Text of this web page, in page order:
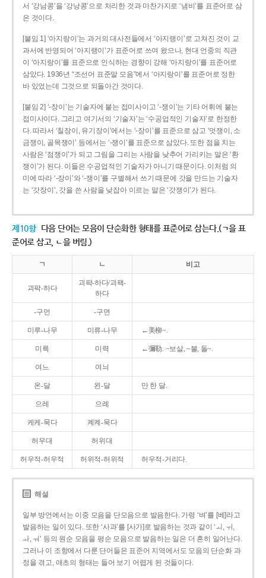
서 ‘강남콩’을 ‘강낭콩’으로 처리한 것과 마찬가지로 ‘냄비’를 표준어로 삼
은 것이다.
[붙임 1] ‘아지랑이’는 과거의 대사전들에서 ‘아지랭이’로 고쳐진 것이 교
과서에 반영되어 ‘아지랭이’가 표준어로 쓰여 왔으나, 현대 언중의 직관
이 ‘아지랑이’를 표준으로 인식하는 경향이 강해 ‘아지랑이’를 표준어로
삼았다. 1936년 “조선어 표준말 모음”에서 ‘아지랑이’를 표준어로 정한
바 있었는데 그것으로 되돌아간 것이다.
[붙임 2] ‘-장이’는 기술자에 붙는 접미사이고 ‘-쟁이’는 기타 어휘에 붙는
접미사이다. 그리고 여기서의 ‘기술자’는 ‘수공업적인 기술자’로 한정한
다. 따라서 ‘칠장이, 유기장이’에서는 ‘-장이’를 표준으로 삼고 ‘멋쟁이, 소
금쟁이, 골목쟁이’ 등에서는 ‘-쟁이’를 표준으로 삼았다. 또한 점을 치는
사람은 ‘점쟁이’가 되고 그림을 그리는 사람을 낮추어 가리키는 말은 ‘환
쟁이’가 된다. 이들은 수공업적인 기술자가 아니기 때문이다. 이처럼 의
미에 따라 ‘-장이’와 ‘-쟁이’를 구별해서 쓰기 때문에 갓을 만드는 기술자
는 ‘갓장이’, 갓을 쓴 사람을 낮잡아 이르는 말은 ‘갓쟁이’가 된다.
제10항 다음 단어는 모음이 단순화한 형태를 표준어로 삼는다.(ㄱ을 표
준어로 삼고, ㄴ을 버림.)
ㄱ ㄴ 비고
괴팍-하다
괴퍅-하다/괴팩-
하다
-구먼 -구면
미루-나무 미류-나무 ←美柳~.
미륵 미력 ←彌勒. ~보살, ~불, 돌~.
여느 여늬
온-달 왼-달 만 한 달.
으레 으례
케케-묵다 켸켸-묵다
허우대 허위대
허우적-허우적 허위적-허위적 허우적-거리다.
해설
일부 방언에서는 이중 모음을 단모음으로 발음한다. 가령 ‘벼’를 [베]라고
발음하는 일이 있다. 또한 ‘사과’를 [사가]로 발음하는 것과 같이 ‘ㅚ, ㅟ,
ㅘ, ㅝ’ 등의 원순 모음을 평순 모음으로 발음하는 일은 더 흔히 일어난다.
그러나 이 조항에서 다룬 단어들은 표준어 지역에서도 모음의 단순화 과
정을 겪고, 애초의 형태는 들어 보기 어렵게 된 것들이다.